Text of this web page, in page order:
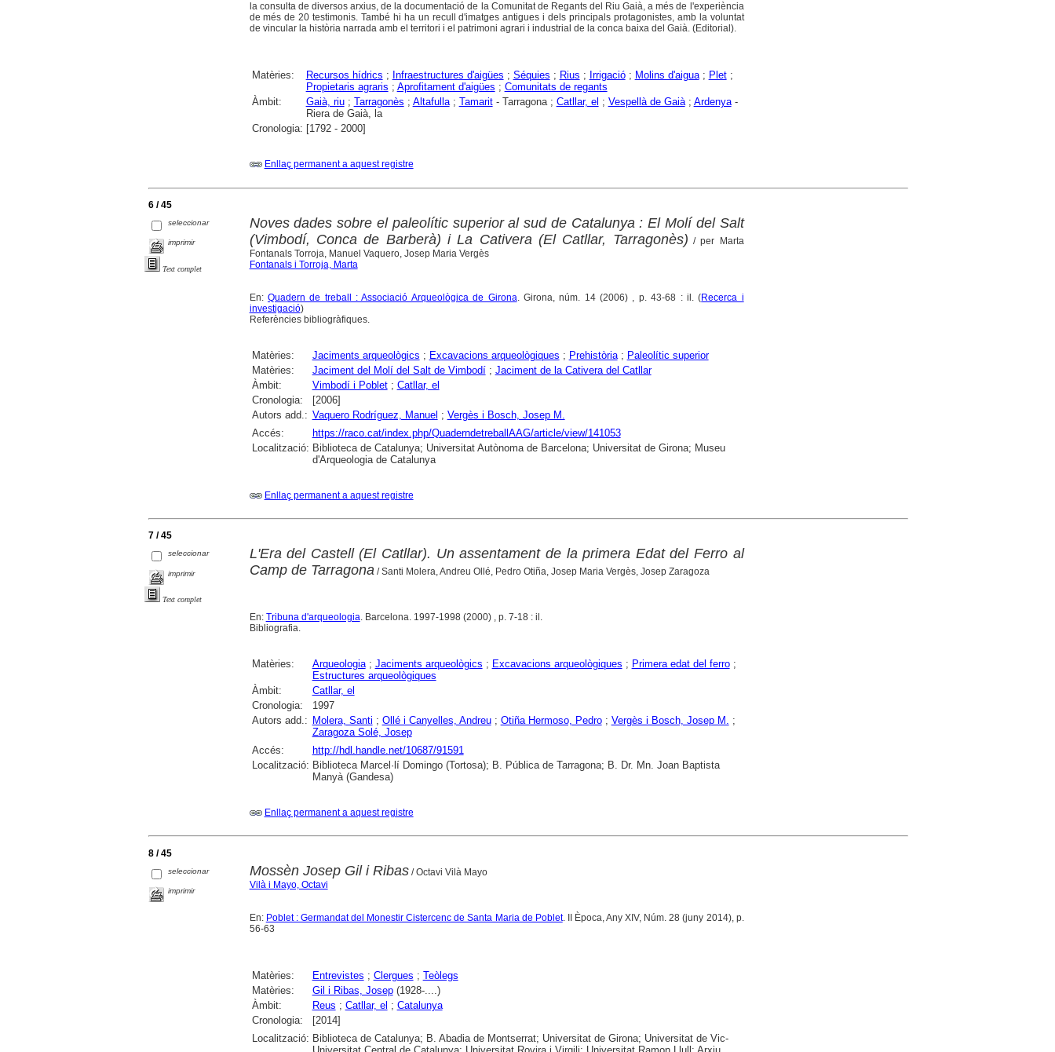
la consulta de diversos arxius, de la documentació de la Comunitat de Regants del Riu Gaià, a més de l'experiència
de més de 20 testimonis. També hi ha un recull d'imatges antigues i dels principals protagonistes, amb la voluntat
de vincular la història narrada amb el territori i el patrimoni agrari i industrial de la conca baixa del Gaià. (Editorial).
Matèries: Recursos hídrics ; Infraestructures d'aigües ; Séquies ; Rius ; Irrigació; Molins d'aigua; Plet;
Propietaris agraris ; Aprofitament d'aigües ; Comunitats de regants
Àmbit:
Gaià, riu; Tarragonès ; Altafulla; Tamarit- Tarragona ; Catllar, el ; Vespellà de Gaià; Ardenya-
Riera de Gaià, la
Cronologia: [1792 - 2000]
Enllaç permanent a aquest registre
6 / 45
seleccionar
imprimir
Text complet
Noves dades sobre el paleolític superior al sud de Catalunya : El Molí del Salt
(Vimbodí, Conca de Barberà) i La Cativera (El Catllar, Tarragonès) / per Marta
Fontanals Torroja, Manuel Vaquero, Josep Maria Vergès
Fontanals i Torroja, Marta
En: Quadern de treball : Associació Arqueològica de Girona . Girona, núm. 14 (2006) , p. 43-68 : il. (Recerca i
investigació)
Referències bibliogràfiques.
Matèries: Jaciments arqueològics ; Excavacions arqueològiques ; Prehistòria; Paleolític superior
Matèries:
Jaciment del Molí del Salt de Vimbodí; Jaciment de la Cativera del Catllar
Àmbit:
Vimbodí i Poblet; Catllar, el
Cronologia:
[2006]
Autors add.: Vaquero Rodríguez, Manuel ; Vergès i Bosch, Josep M.
Accés:
https://raco.cat/index.php/QuaderndetreballAAG/article/view/141053
Localització: Biblioteca de Catalunya; Universitat Autònoma de Barcelona; Universitat de Girona; Museu
d'Arqueologia de Catalunya
Enllaç permanent a aquest registre
7 / 45
seleccionar
imprimir
Text complet
L'Era del Castell (El Catllar). Un assentament de la primera Edat del Ferro al
Camp de Tarragona / Santi Molera, Andreu Ollé, Pedro Otiña, Josep Maria Vergès, Josep Zaragoza
En: Tribuna d'arqueologia . Barcelona. 1997-1998 (2000) , p. 7-18 : il.
Bibliografia.
Matèries: Arqueologia; Jaciments arqueològics ; Excavacions arqueològiques ; Primera edat del ferro;
Estructures arqueològiques
Àmbit:
Catllar, el
Cronologia:
1997
Autors add.: Molera, Santi ; Ollé i Canyelles, Andreu; Otiña Hermoso, Pedro; Vergès i Bosch, Josep M.
;
Zaragoza Solé, Josep
Accés:
http://hdl.handle.net/10687/91591
Localització: Biblioteca Marcel·lí Domingo (Tortosa); B. Pública de Tarragona; B. Dr. Mn. Joan Baptista
Manyà (Gandesa)
Enllaç permanent a aquest registre
8 / 45
seleccionar
imprimir
Mossèn Josep Gil i Ribas/ Octavi Vilà Mayo
Vilà i Mayo, Octavi
En: Poblet : Germandat del Monestir Cistercenc de Santa Maria de Poblet. II Època, Any XIV, Núm. 28 (juny 2014), p.
56-63
Matèries: Entrevistes ; Clergues ; Teòlegs
Matèries:
Gil i Ribas, Josep(1928-....)
Àmbit:
Reus ; Catllar, el ; Catalunya
Cronologia:
[2014]
Localització: Biblioteca de Catalunya; B. Abadia de Montserrat; Universitat de Girona; Universitat de Vic-